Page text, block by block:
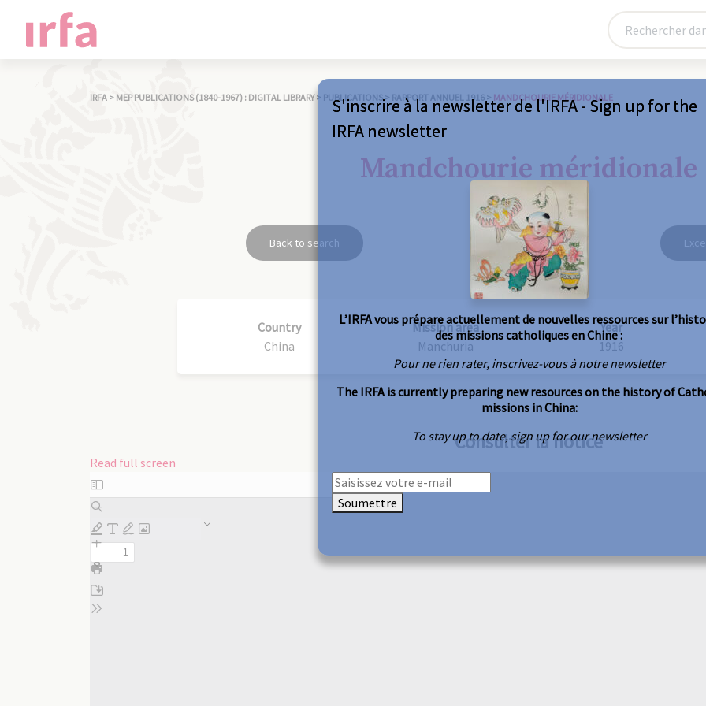
IRFA > MEP PUBLICATIONS (1840-1967) : DIGITAL LIBRARY > PUBLICATIONS > RAPPORT ANNUEL 1916 > MANDCHOURIE MÉRIDIONALE
Mandchourie méridionale
Back to search
Country
China
Mission area
Manchuria
Year
1916
Consulter la notice
Read full screen
Skip
to
PDF
content
S'inscrire à la newsletter de l'IRFA - Sign up for the
IRFA newsletter
L’IRFA vous prépare actuellement de nouvelles ressources sur
des missions catholiques en Chine :
Pour ne rien rater, inscrivez-vous à notre newsletter
The IRFA is currently preparing new resources on the history of
missions in China:
To stay up to date, sign up for our newsletter
Soumettre